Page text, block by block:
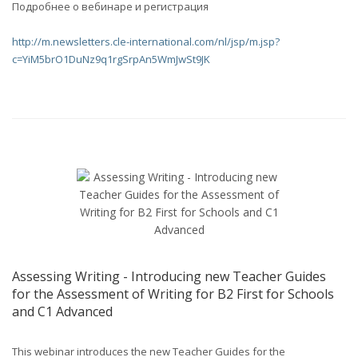
Подробнее о вебинаре и регистрация
http://m.newsletters.cle-international.com/nl/jsp/m.jsp?
c=YiM5brO1DuNz9q1rgSrpAn5WmJwSt9JK
Assessing Writing - Introducing new Teacher Guides
for the Assessment of Writing for B2 First for Schools
and C1 Advanced
This webinar introduces the new Teacher Guides for the